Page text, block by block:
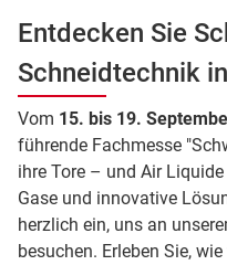
Entdecken Sie
Schneidtechnik
Vom 15. bis 19.
führende Fachmesse
ihre Tore – und Air
Gase und innovative
herzlich ein, uns an
besuchen. Erleben Sie,